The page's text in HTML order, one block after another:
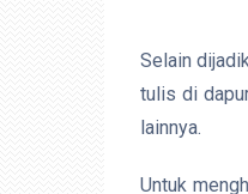
Selain
tulis di
lainnya.
Untuk